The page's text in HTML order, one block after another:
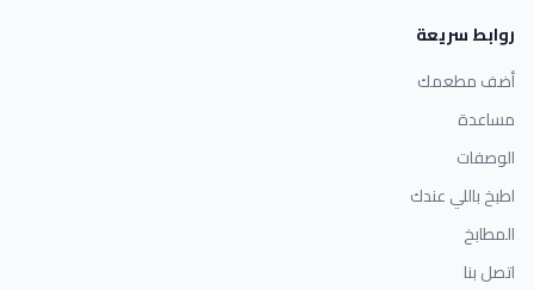
روابط سريعة
أضف مطعمك
مساعدة
الوصفات
اطبخ باللي عندك
المطابخ
اتصل بنا